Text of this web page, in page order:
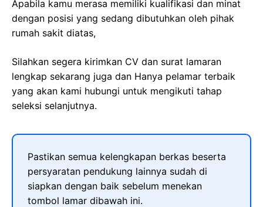
Apabila kamu merasa memiliki kualifikasi dan minat
dengan posisi yang sedang dibutuhkan oleh pihak
rumah sakit diatas,
Silahkan segera kirimkan CV dan surat lamaran
lengkap sekarang juga dan Hanya pelamar terbaik
yang akan kami hubungi untuk mengikuti tahap
seleksi selanjutnya.
Pastikan semua kelengkapan berkas beserta
persyaratan pendukung lainnya sudah di
siapkan dengan baik sebelum menekan
tombol lamar dibawah ini.